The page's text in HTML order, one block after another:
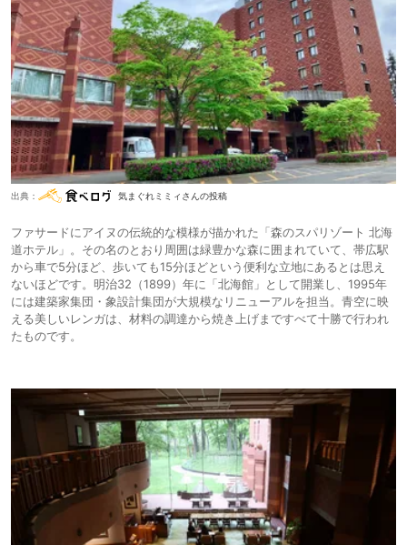
出典： 気まぐれミミィさんの投稿
ファサードにアイヌの伝統的な模様が描かれた「森のスパリゾート 北海
道ホテル」。その名のとおり周囲は緑豊かな森に囲まれていて、帯広駅
から車で5分ほど、歩いても15分ほどという便利な立地にあるとは思え
ないほどです。明治32（1899）年に「北海館」として開業し、1995年
には建築家集団・象設計集団が大規模なリニューアルを担当。青空に映
える美しいレンガは、材料の調達から焼き上げまですべて十勝で行われ
たものです。